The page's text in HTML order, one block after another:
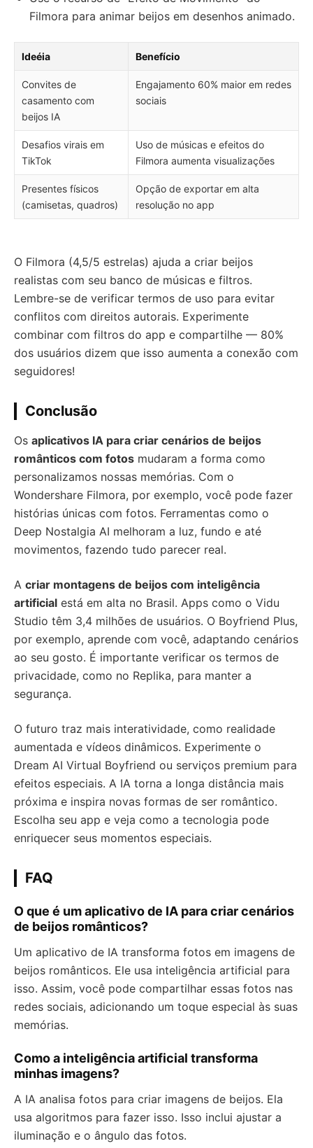
Filmora para animar beijos em desenhos animado.
Ideéia Benefício
Convites de
casamento com
beijos IA
Engajamento 60% maior em redes
sociais
Desafios virais em
TikTok
Uso de músicas e efeitos do
Filmora aumenta visualizações
Presentes físicos
(camisetas, quadros)
Opção de exportar em alta
resolução no app
O Filmora (4,5/5 estrelas) ajuda a criar beijos
realistas com seu banco de músicas e filtros.
Lembre-se de verificar termos de uso para evitar
conflitos com direitos autorais. Experimente
combinar com filtros do app e compartilhe — 80%
dos usuários dizem que isso aumenta a conexão com
seguidores!
Conclusão
Os aplicativos IA para criar cenários de beijos
românticos com fotos mudaram a forma como
personalizamos nossas memórias. Com o
Wondershare Filmora, por exemplo, você pode fazer
histórias únicas com fotos. Ferramentas como o
Deep Nostalgia AI melhoram a luz, fundo e até
movimentos, fazendo tudo parecer real.
A criar montagens de beijos com inteligência
artificial está em alta no Brasil. Apps como o Vidu
Studio têm 3,4 milhões de usuários. O Boyfriend Plus,
por exemplo, aprende com você, adaptando cenários
ao seu gosto. É importante verificar os termos de
privacidade, como no Replika, para manter a
segurança.
O futuro traz mais interatividade, como realidade
aumentada e vídeos dinâmicos. Experimente o
Dream AI Virtual Boyfriend ou serviços premium para
efeitos especiais. A IA torna a longa distância mais
próxima e inspira novas formas de ser romântico.
Escolha seu app e veja como a tecnologia pode
enriquecer seus momentos especiais.
FAQ
O que é um aplicativo de IA para criar cenários
de beijos românticos?
Um aplicativo de IA transforma fotos em imagens de
beijos românticos. Ele usa inteligência artificial para
isso. Assim, você pode compartilhar essas fotos nas
redes sociais, adicionando um toque especial às suas
memórias.
Como a inteligência artificial transforma
minhas imagens?
A IA analisa fotos para criar imagens de beijos. Ela
usa algoritmos para fazer isso. Isso inclui ajustar a
iluminação e o ângulo das fotos.